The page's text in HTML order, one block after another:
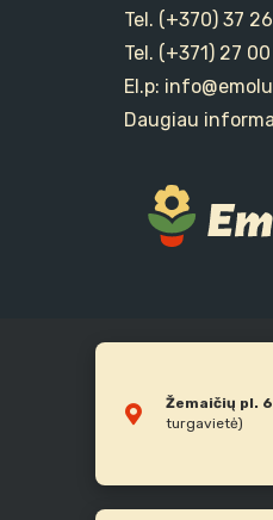
Tel. (+370) 37
Tel. (+371) 27
El.p:
Daugiau
Žemaičių pl.
turgavietė)